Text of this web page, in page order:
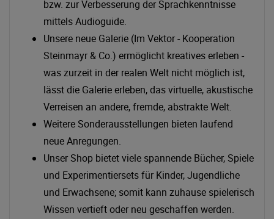
bzw. zur Verbesserung der Sprachkenntnisse
mittels Audioguide.
Unsere neue Galerie (Im Vektor - Kooperation
Steinmayr & Co.) ermöglicht kreatives erleben -
was zurzeit in der realen Welt nicht möglich ist,
lässt die Galerie erleben, das virtuelle, akustische
Verreisen an andere, fremde, abstrakte Welt.
Weitere Sonderausstellungen bieten laufend
neue Anregungen.
Unser Shop bietet viele spannende Bücher, Spiele
und Experimentiersets für Kinder, Jugendliche
und Erwachsene; somit kann zuhause spielerisch
Wissen vertieft oder neu geschaffen werden.